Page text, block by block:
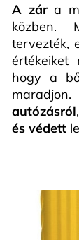
A zára mi
közben.
tervezték,
értékeiket
hogy a
autózásról
és védett